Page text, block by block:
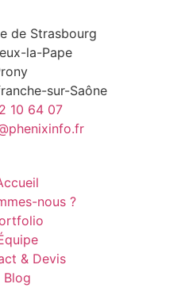
de Strasbourg
la-Pape
sur-Saône
10 64 07
nous ?
& Devis
Blog